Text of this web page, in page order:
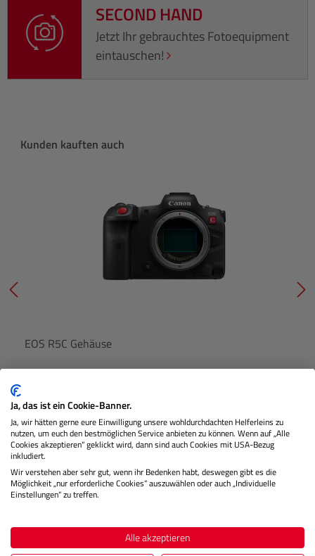
SECOND HAND
Jetzt Ihr gebrauchtes Fotoequipment
eintauschen!
Produktgalerie überspringen
Kunden kauften auch
EOS R5C Gehäuse
Lagernd
Preis
Regulärer
€ 3.399,00
IN DEN WARENKORB
Ja, das ist ein Cookie-Banner.
Ja, wir hätten gerne eure Einwilligung unsere wohldurchdachten Helferleins zu
nutzen, um euch den bestmöglichen Service anbieten zu können. Wenn auf „Alle
Cookies akzeptieren“ geklickt wird, dann sind auch Cookies mit USA-Bezug
inkludiert.
Wir verstehen aber sehr gut, wenn ihr Bedenken habt, deswegen gibt es die
Möglichkeit „nur erforderliche Cookies“ auszuwählen oder auch „Individuelle
Einstellungen“ zu treffen.
Alle akzeptieren